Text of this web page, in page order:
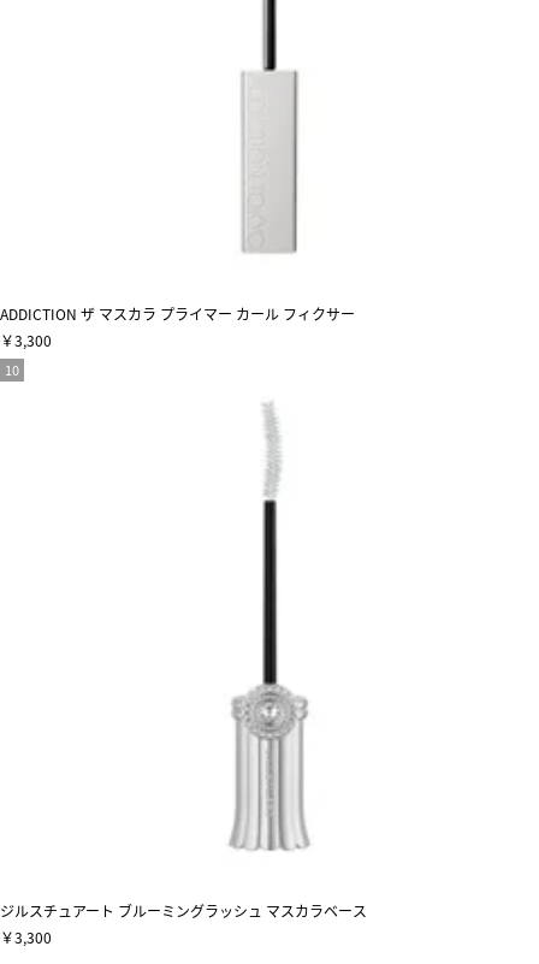
ADDICTION ザ マスカラ プライマー カール フィクサー
￥3,300
ジルスチュアート ブルーミングラッシュ マスカラベース
￥3,300